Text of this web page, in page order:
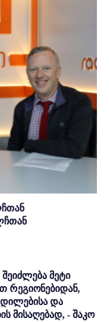
შეიძლება მეტი
რეგიონებიდან,
და
მისაღებად, - შაკო